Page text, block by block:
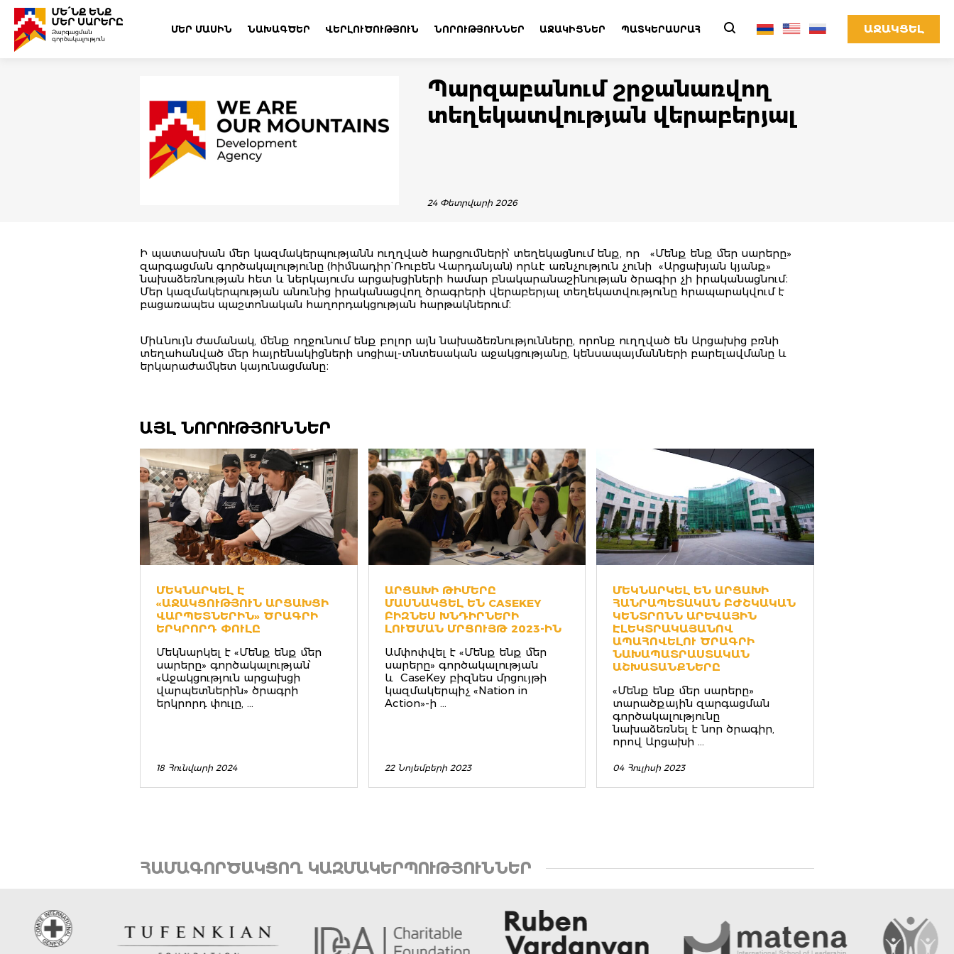
ՄԵՐ ՄԱՍԻՆ ՆԱԽԱԳԾԵՐ ՎԵՐԼՈՒԾՈՒԹՅՈՒՆ ՆՈՐՈՒԹՅՈՒՆՆԵՐ ԱՋԱԿԻՑՆԵՐ ՊԱՏԿԵՐԱՍՐԱՀ ԱՋԱԿՑԵԼ
Պարզաբանում շրջանառվող
տեղեկատվության վերաբերյալ
24 Փետրվարի 2026
Ի պատասխան մեր կազմակերպությանն ուղղված հարցումների՝ տեղեկացնում ենք, որ «Մենք ենք մեր սարերը»
զարգացման գործակալությունը (հիմնադիր` Ռուբեն Վարդանյան) որևէ առնչություն չունի «Արցախյան կյանք»
նախաձեռնության հետ և ներկայումս արցախցիների համար բնակարանաշինության ծրագիր չի իրականացնում։
Մեր կազմակերպության անունից իրականացվող ծրագրերի վերաբերյալ տեղեկատվությունը հրապարակվում է
բացառապես պաշտոնական հաղորդակցության հարթակներում։
Միևնույն ժամանակ, մենք ողջունում ենք բոլոր այն նախաձեռնությունները, որոնք ուղղված են Արցախից բռնի
տեղահանված մեր հայրենակիցների սոցիալ-տնտեսական աջակցությանը, կենսապայմանների բարելավմանը և
երկարաժամկետ կայունացմանը։
ԱՅԼ ՆՈՐՈՒԹՅՈՒՆՆԵՐ
ՄԵԿՆԱՐԿԵԼ Է
«ԱՋԱԿՑՈՒԹՅՈՒՆ ԱՐՑԱԽՑԻ
ՎԱՐՊԵՏՆԵՐԻՆ» ԾՐԱԳՐԻ
ԵՐԿՐՈՐԴ ՓՈՒԼԸ
Մեկնարկել է «Մենք ենք մեր
սարերը» գործակալության՝
«Աջակցություն արցախցի
վարպետներին» ծրագրի
երկրորդ փուլը, ...
18 Հունվարի 2024
ԱՐՑԱԽԻ ԹԻՄԵՐԸ
ՄԱՍՆԱԿՑԵԼ ԵՆ CASEKEY
ԲԻԶՆԵՍ ԽՆԴԻՐՆԵՐԻ
ԼՈՒԾՄԱՆ ՄՐՑՈՒՅԹ 2023-ԻՆ
Ամփոփվել է «Մենք ենք մեր
սարերը» գործակալության
և CaseKey բիզնես մրցույթի
կազմակերպիչ «Nation in
Action»-ի ...
22 Նոյեմբերի 2023
ՄԵԿՆԱՐԿԵԼ ԵՆ ԱՐՑԱԽԻ
ՀԱՆՐԱՊԵՏԱԿԱՆ ԲԺՇԿԱԿԱՆ
ԿԵՆՏՐՈՆՆ ԱՐԵՒԱՅԻՆ Է
ԼԵԿՏՐԱԿԱՅԱՆՈՎ Ա
ՊԱՀՈՎԵԼՈՒ ԾՐԱԳՐԻ Ն
ԱԽԱՊԱՏՐԱՍՏԱԿԱՆ Ա
ՇԽԱՏԱՆՔՆԵՐԸ
«Մենք ենք մեր սարերը»
տարածքային զարգացման
գործակալությունը
նախաձեռնել է նոր ծրագիր,
որով Արցախի ...
04 Հուլիսի 2023
ՀԱՄԱԳՈՐԾԱԿՑՈՂ ԿԱԶՄԱԿԵՐՊՈՒԹՅՈՒՆՆԵՐ